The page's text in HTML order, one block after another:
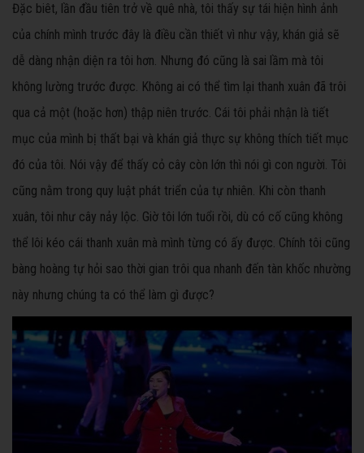
Đặc biêt, lần đầu tiên trở về quê nhà, tôi thấy sự tái hiện hình ảnh
của chính mình trước đây là điều cần thiết vì như vậy, khán giả sẽ
dễ dàng nhận diện ra tôi hơn. Nhưng đó cũng là sai lầm mà tôi
không lường trước được. Không ai có thể tìm lại thanh xuân đã trôi
qua cả một (hoặc hơn) thập niên trước. Cái tôi phải nhận là tiết
mục của mình bị thất bại và khán giả thực sự không thích tiết mục
đó của tôi. Nói vậy để thấy cỏ cây còn lớn thì nói gì con người. Tôi
cũng nằm trong quy luật phát triển của tự nhiên. Khi còn thanh
xuân, tôi như cây nảy lộc. Giờ tôi lớn tuổi rồi, dù có cố cũng không
thể lôi kéo cái thanh xuân mà mình từng có ấy được. Chính tôi cũng
bàng hoàng tự hỏi sao thời gian trôi qua nhanh đến tàn khốc nhường
này nhưng chúng ta có thể làm gì được?